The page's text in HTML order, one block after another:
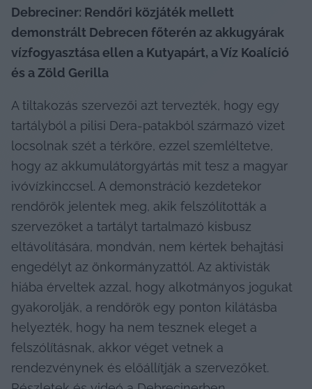
Debreciner: Rendőri közjáték mellett
demonstrált Debrecen főterén az akkugyárak
vízfogyasztása ellen a Kutyapárt, a Víz Koalíció
és a Zöld Gerilla
A tiltakozás szervezői azt tervezték, hogy egy
tartályból a pilisi Dera-patakból származó vizet
locsolnak szét a térkőre, ezzel szemléltetve,
hogy az akkumulátorgyártás mit tesz a magyar
ivóvízkinccsel. A demonstráció kezdetekor
rendőrök jelentek meg, akik felszólították a
szervezőket a tartályt tartalmazó kisbusz
eltávolítására, mondván, nem kértek behajtási
engedélyt az önkormányzattól. Az aktivisták
hiába érveltek azzal, hogy alkotmányos jogukat
gyakorolják, a rendőrök egy ponton kilátásba
helyezték, hogy ha nem tesznek eleget a
felszólításnak, akkor véget vetnek a